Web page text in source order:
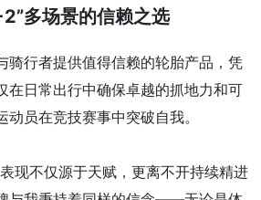
多场景的信赖之选
骑行者提供值得信赖的轮胎产品，凭
在日常出行中确保卓越的抓地力和可
员在竞技赛事中突破自我。
现不仅源于天赋，更离不开持续精进